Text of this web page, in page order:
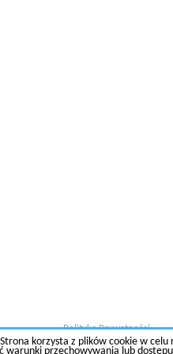
Polityka Prywatności
Strona korzysta z plików cookie w celu
warunki przechowywania lub